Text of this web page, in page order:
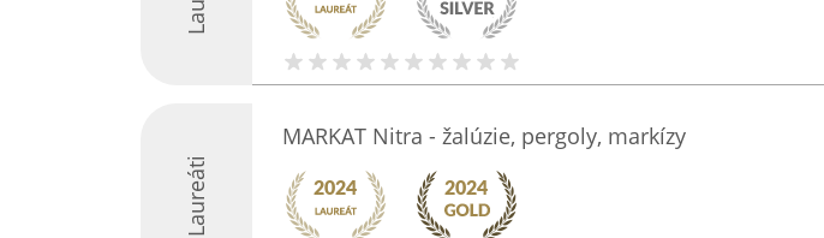
Laureáti
MARKAT Nitra - žalúzie, pergoly, markízy